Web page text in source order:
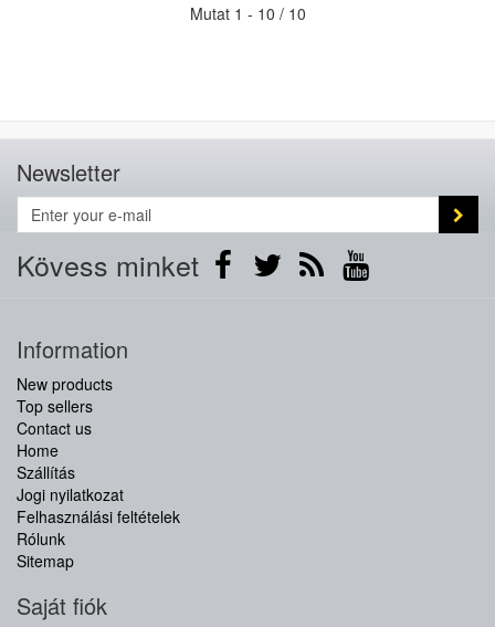
Mutat 1 - 10 / 10
Newsletter
Kövess minket
Information
New products
Top sellers
Contact us
Home
Szállítás
Jogi nyilatkozat
Felhasználási feltételek
Rólunk
Sitemap
Saját fiók